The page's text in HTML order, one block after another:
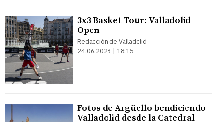
3x3 Basket Tour: Valladolid
Open
Redacción de Valladolid
24.06.2023 | 18:15
Fotos de Argüello bendiciendo
Valladolid desde la Catedral